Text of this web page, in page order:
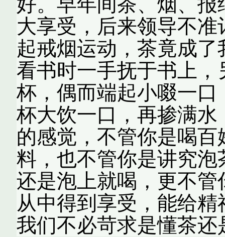
大享受，后来领导不
起戒烟运动，茶竟成
看书时一手抚于书上
杯，偶而端起小啜一
杯大饮一口，再掺满
的感觉，不管你是喝
料，也不管你是讲究
还是泡上就喝，更不
从中得到享受，能给
我们不必苛求是懂茶还